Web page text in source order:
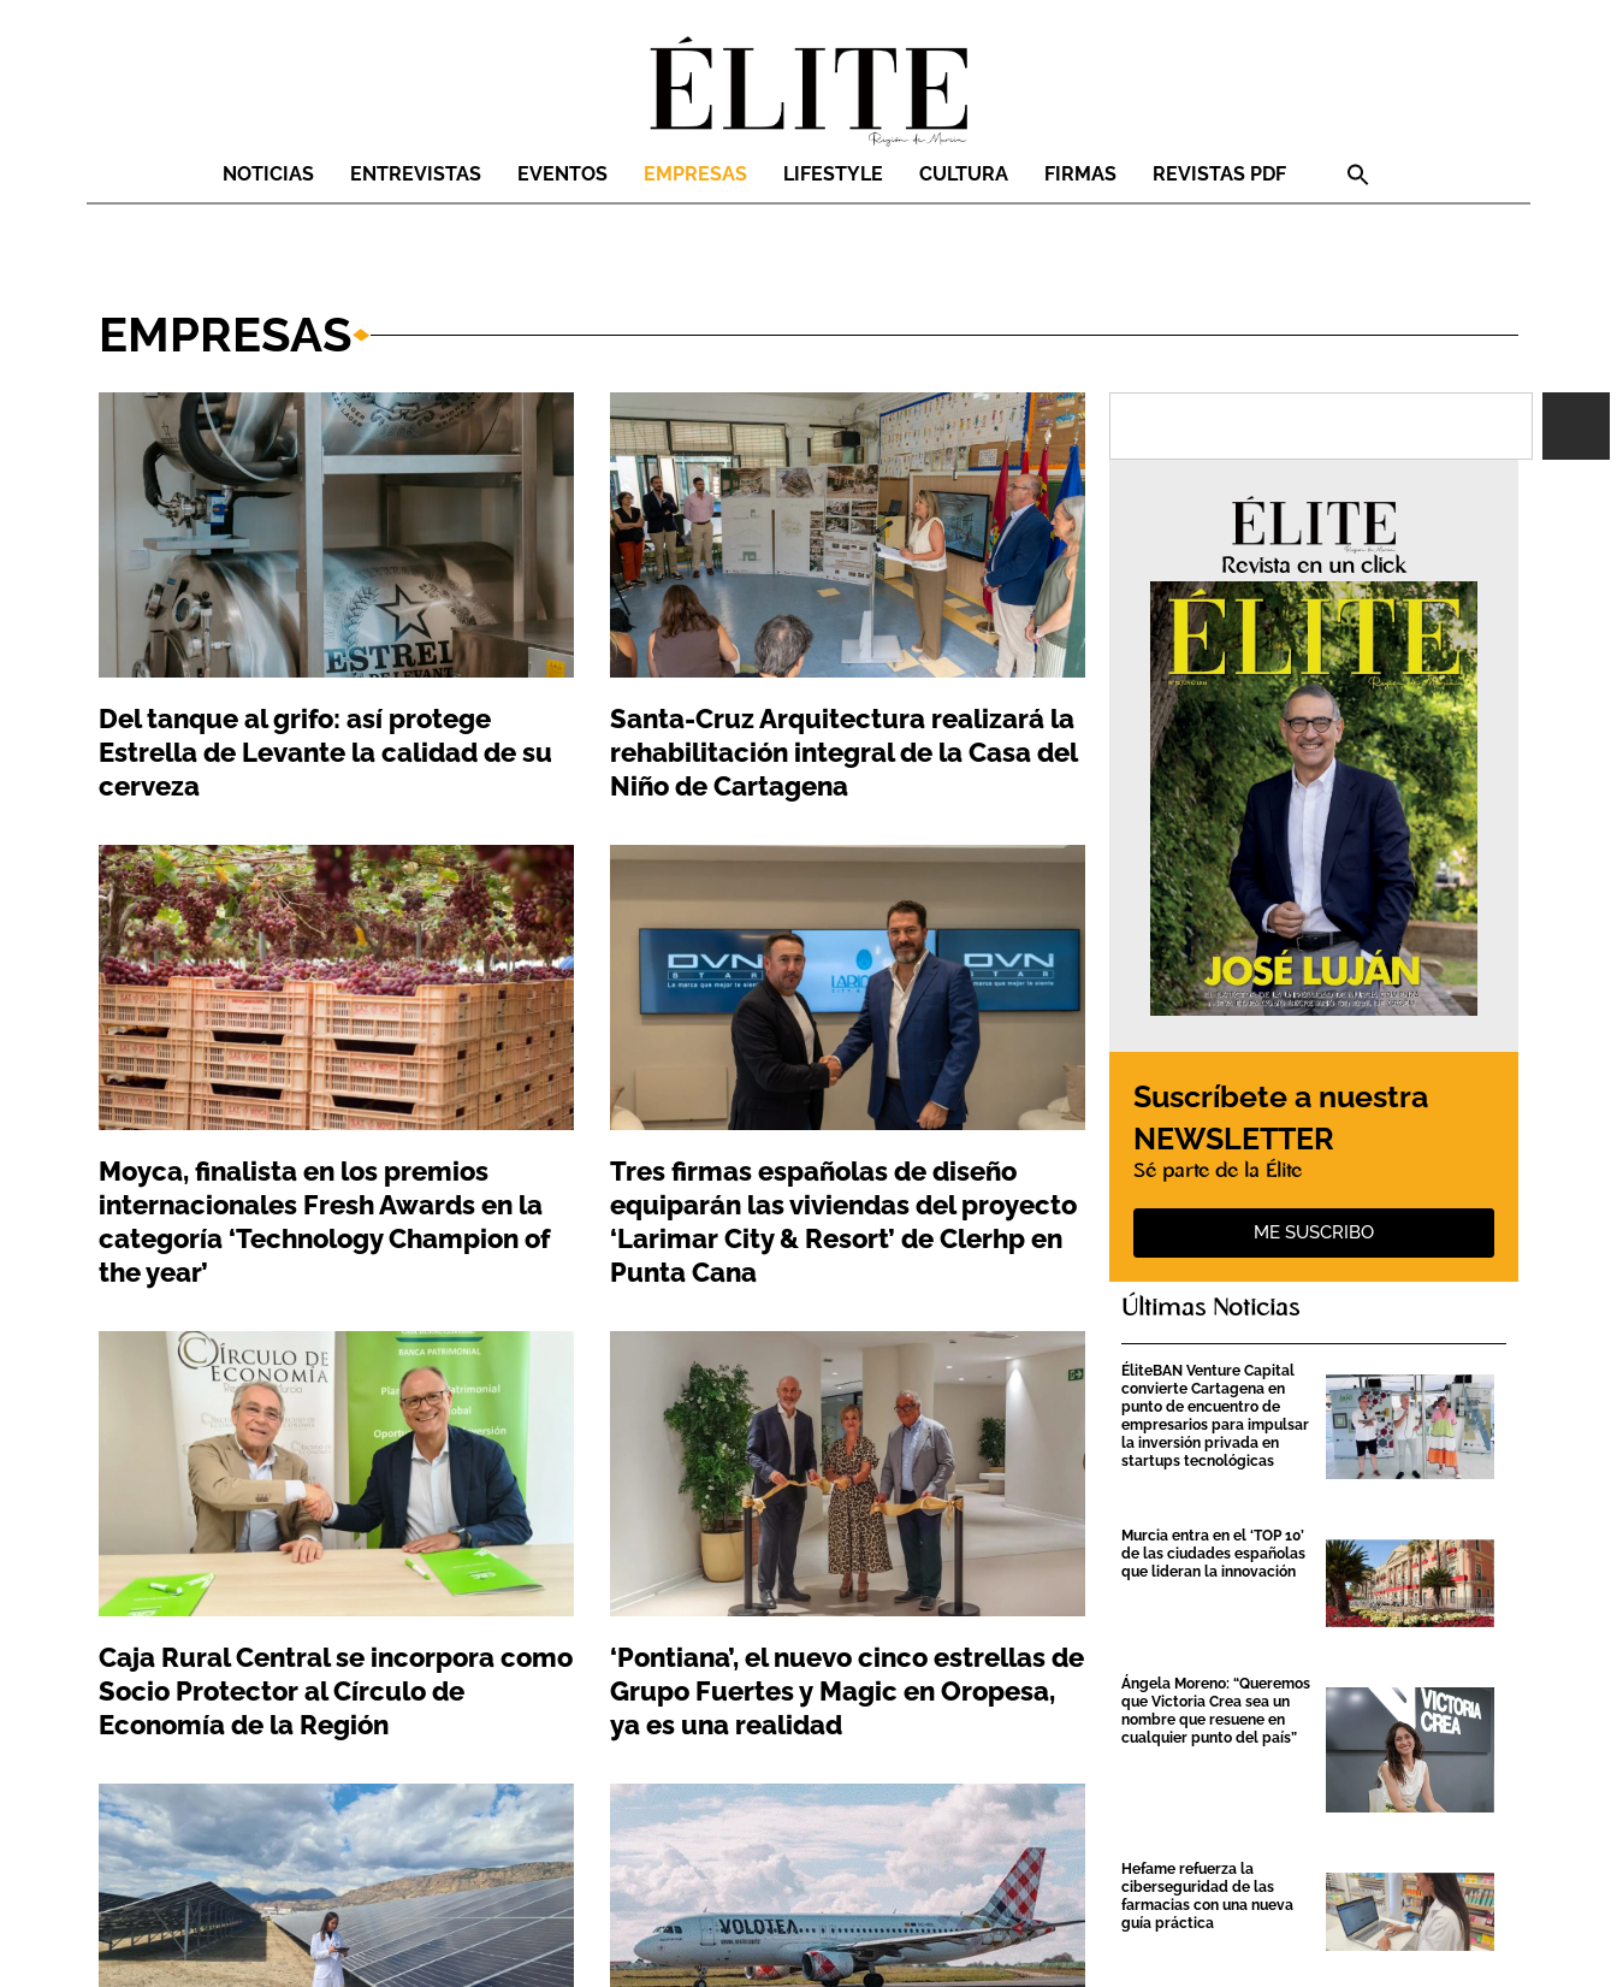
NOTICIAS ENTREVISTAS EVENTOS EMPRESAS LIFESTYLE CULTURA FIRMAS REVISTAS PDF
EMPRESAS
Del tanque al grifo: así protege
Estrella de Levante la calidad de su
cerveza
Santa-Cruz Arquitectura realizará la
rehabilitación integral de la Casa del
Niño de Cartagena
Moyca, finalista en los premios
internacionales Fresh Awards en la
categoría ‘Technology Champion of
the year’
Tres firmas españolas de diseño
equiparán las viviendas del proyecto
‘Larimar City & Resort’ de Clerhp en
Punta Cana
Caja Rural Central se incorpora como
Socio Protector al Círculo de
Economía de la Región
‘Pontiana’, el nuevo cinco estrellas de
Grupo Fuertes y Magic en Oropesa,
ya es una realidad
Revista en un click
Suscríbete a nuestra
NEWSLETTER
Sé parte de la Élite
ME SUSCRIBO
Últimas Noticias
ÉliteBAN Venture Capital
convierte Cartagena en
punto de encuentro de
empresarios para impulsar
la inversión privada en
startups tecnológicas
Murcia entra en el ‘TOP 10’
de las ciudades españolas
que lideran la innovación
Ángela Moreno: “Queremos
que Victoria Crea sea un
nombre que resuene en
cualquier punto del país”
Hefame refuerza la
ciberseguridad de las
farmacias con una nueva
guía práctica